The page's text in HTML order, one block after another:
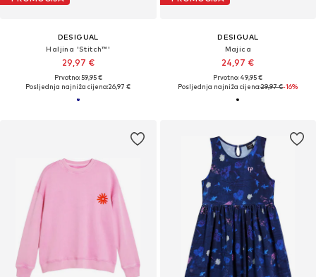
DESIGUAL
Haljina 'Stitch™'
29,97 €
Prvotno: 59,95 €
Posljednja najniža cijena:26,97 €
DESIGUAL
Majica
24,97 €
Prvotno: 49,95 €
Posljednja najniža cijena:29,97 €-16%